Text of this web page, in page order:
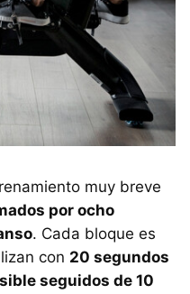
muy breve
por ocho
. Cada bloque es
con 20 segundos
seguidos de 10